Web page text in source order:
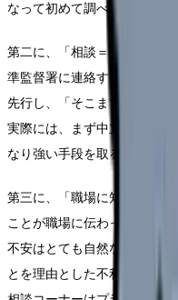
なって初めて調べる人がほと
第二に、「相談＝大ごと」
準監督署に連絡する＝職場
先行し、「そこまでするつも
実際には、まず中立的に相談
なり強い手段を取る必要はあ
第三に、「職場に知られた
ことが職場に伝わって、評
不安はとても自然なものです
とを理由とした不利益な取